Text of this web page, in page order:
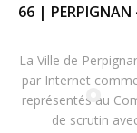
66 | PERPIGNAN
La Ville de
par Internet
représentés au
de scrutin